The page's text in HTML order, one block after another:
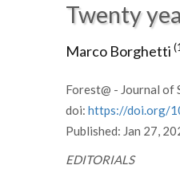
Twenty
Marco Borghetti
Forest@ - Journal of
doi: https://doi.org/
Published: Jan 27,
EDITORIALS